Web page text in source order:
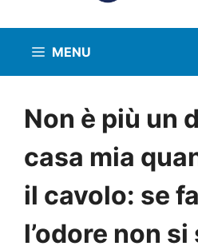
MENU
Non è più un
casa mia
il cavolo: se
l’odore non